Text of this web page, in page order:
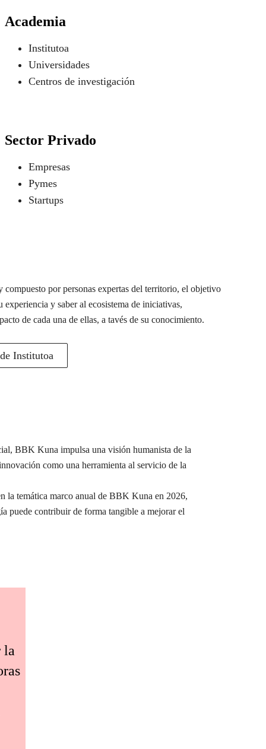
Academia
Institutoa
Universidades
Centros de investigación
Sector Privado
Empresas
Pymes
Startups
por personas expertas del territorio, el objetivo
experiencia y saber al ecosistema de iniciativas,
de cada una de ellas, a tavés de su conocimiento.
Institutoa
BBK Kuna impulsa una visión humanista de la
como una herramienta al servicio de la
la temática marco anual de BBK Kuna en 2026,
puede contribuir de forma tangible a mejorar el
la